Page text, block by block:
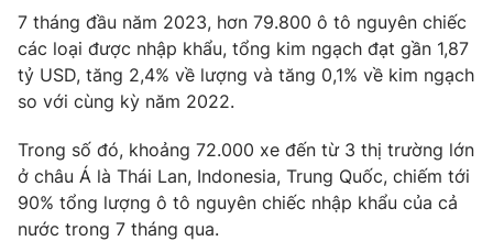
Phim VTV
Hậu trường
Nhân vật
Khán giả
Giải sao mai
Giải trí
Điện ảnh
Sao
Đời sống
Du lịch
Làm đẹp
Chất lượng cuộc sống
Giáo dục
Tuyển sinh
Công nghệ
7 tháng đầu năm 2023, hơn 79.800 ô tô nguyên chiếc
các loại được nhập khẩu, tổng kim ngạch đạt gần 1,87
tỷ USD, tăng 2,4% về lượng và tăng 0,1% về kim ngạch
so với cùng kỳ năm 2022.
Trong số đó, khoảng 72.000 xe đến từ 3 thị trường lớn
ở châu Á là Thái Lan, Indonesia, Trung Quốc, chiếm tới
90% tổng lượng ô tô nguyên chiếc nhập khẩu của cả
nước trong 7 tháng qua.